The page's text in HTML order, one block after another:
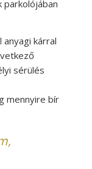
kárral
sérülés
mennyire bír